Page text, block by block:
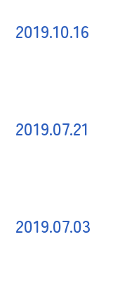
2019.10.16
2019.07.21
2019.07.03